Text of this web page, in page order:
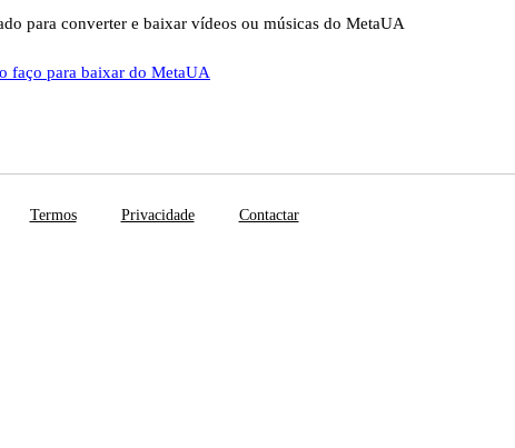
para converter e baixar vídeos ou músicas do MetaUA
faço para baixar do MetaUA
Termos Privacidade Contactar